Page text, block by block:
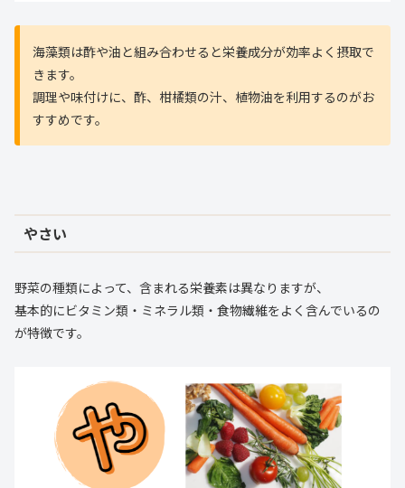
海藻類は酢や油と組み合わせると栄養成分が効率よく摂取で
きます。
調理や味付けに、酢、柑橘類の汁、植物油を利用するのがお
すすめです。
やさい
野菜の種類によって、含まれる栄養素は異なりますが、
基本的にビタミン類・ミネラル類・食物繊維をよく含んでいるの
が特徴です。